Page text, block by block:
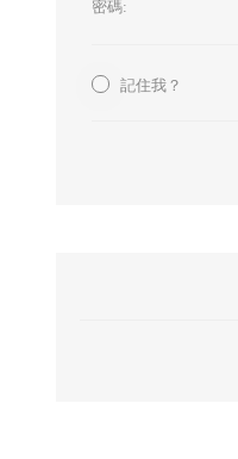
密碼:
記住我？